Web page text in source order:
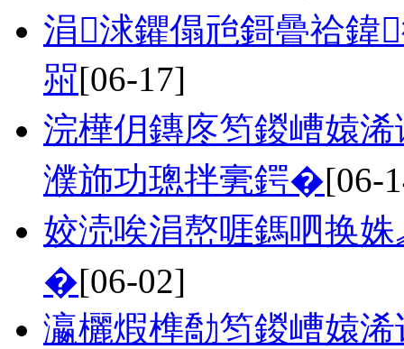
涓浗鑺傝兘鎶曡祫鍏
喌[06-17]
浣樺仴鏄庝笉鍐嶆媴
濮斾功璁拌亴鍔�[06-
姣涜唉涓嶅啀鎷呬换
�[06-02]
瀛欐煆榫勪笉鍐嶆媴